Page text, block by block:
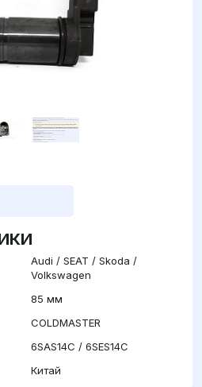
Audi / SEAT / Skoda /
Volkswagen
85 мм
COLDMASTER
6SAS14C / 6SES14C
Китай